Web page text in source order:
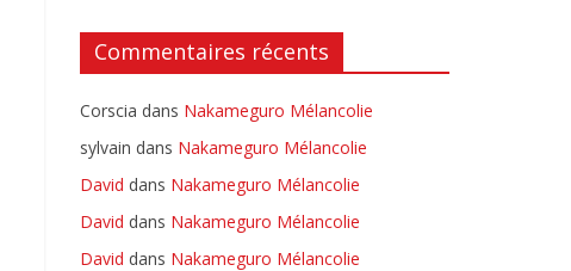
Commentaires récents
Corscia dans Nakameguro Mélancolie
sylvain dans Nakameguro Mélancolie
David dans Nakameguro Mélancolie
David dans Nakameguro Mélancolie
David dans Nakameguro Mélancolie